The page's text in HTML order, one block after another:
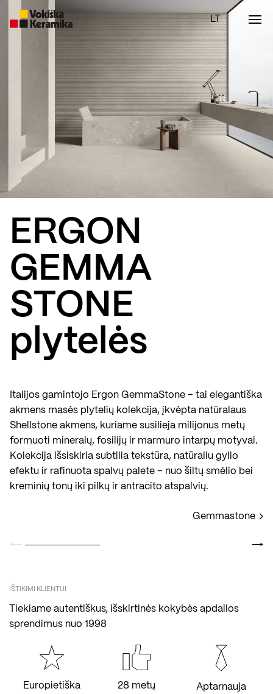
ERGON
GEMMA
STONE
plytelės
Italijos gamintojo Ergon GemmaStone – tai elegantiška
akmens masės plytelių kolekcija, įkvėpta natūralaus
Shellstone akmens, kuriame susilieja milijonus metų
formuoti mineralų, fosilijų ir marmuro intarpų motyvai.
Kolekcija išsiskiria subtilia tekstūra, natūraliu gylio
efektu ir rafinuota spalvų palete – nuo šiltų smėlio bei
kreminių tonų iki pilkų ir antracito atspalvių.
Gemmastone
IŠTIKIMI KLIENTUI
Tiekiame autentiškus, išskirtinės kokybės apdailos
sprendimus nuo 1998
Europietiška
28 metų
Aptarnauja
Meniu
Vonios kambario įranga
Boen parketlentės
Specialūs pasiūlymai